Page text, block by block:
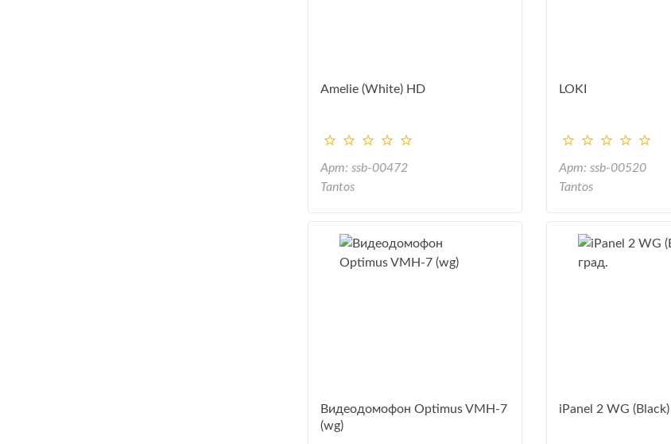
Amelie (White) HD
Арт: ssb-00472
Tantos
LOKI
Арт: ssb-00520
Tantos
Видеодомофон Optimus VMH-7
(wg)
iPanel 2 WG